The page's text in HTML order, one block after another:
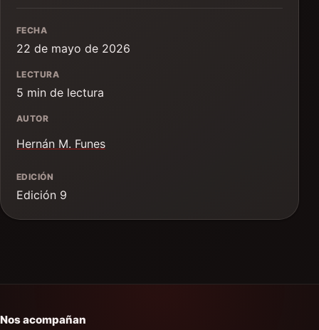
FECHA
22 de mayo de 2026
LECTURA
5 min de lectura
AUTOR
Hernán M. Funes
EDICIÓN
Edición 9
Nos acompañan